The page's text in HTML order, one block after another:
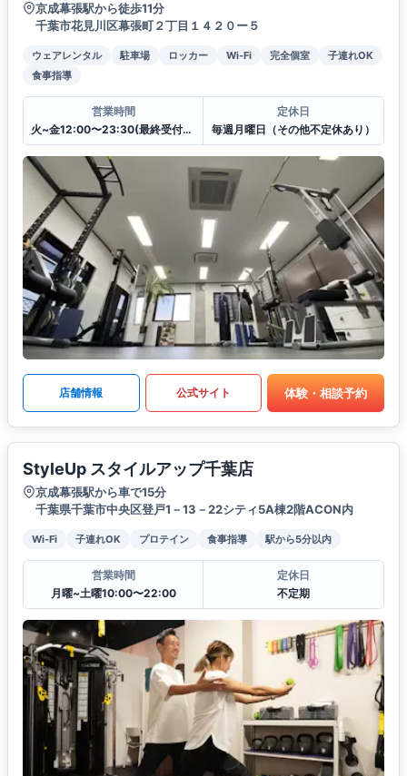
京成幕張駅から徒歩11分
千葉市花見川区幕張町２丁目１４２０ー５
ウェアレンタル 駐車場 ロッカー Wi-Fi 完全個室
子連れOK
食事指導
営業時間
火~金12:00〜23:30(最終受付22:00)
定休日
毎週月曜日（その他不定休あり）
店舗情報 公式サイト 体験・相談予約
StyleUp スタイルアップ千葉店
京成幕張駅から車で15分
千葉県千葉市中央区登戸1－13－22シティ5A棟2階ACON内
Wi-Fi 子連れOK プロテイン 食事指導 駅から5分以内
営業時間
月曜~土曜10:00〜22:00
定休日
不定期